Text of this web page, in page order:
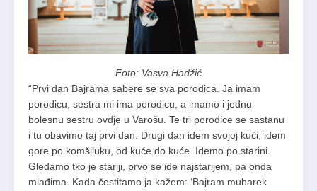
Foto: Vasva Hadžić
“Prvi dan Bajrama sabere se sva porodica. Ja imam
porodicu, sestra mi ima porodicu, a imamo i jednu
bolesnu sestru ovdje u Varošu. Te tri porodice se sastanu
i tu obavimo taj prvi dan. Drugi dan idem svojoj kući, idem
gore po komšiluku, od kuće do kuće. Idemo po starini.
Gledamo tko je stariji, prvo se ide najstarijem, pa onda
mlađima. Kada čestitamo ja kažem: ‘Bajram mubarek